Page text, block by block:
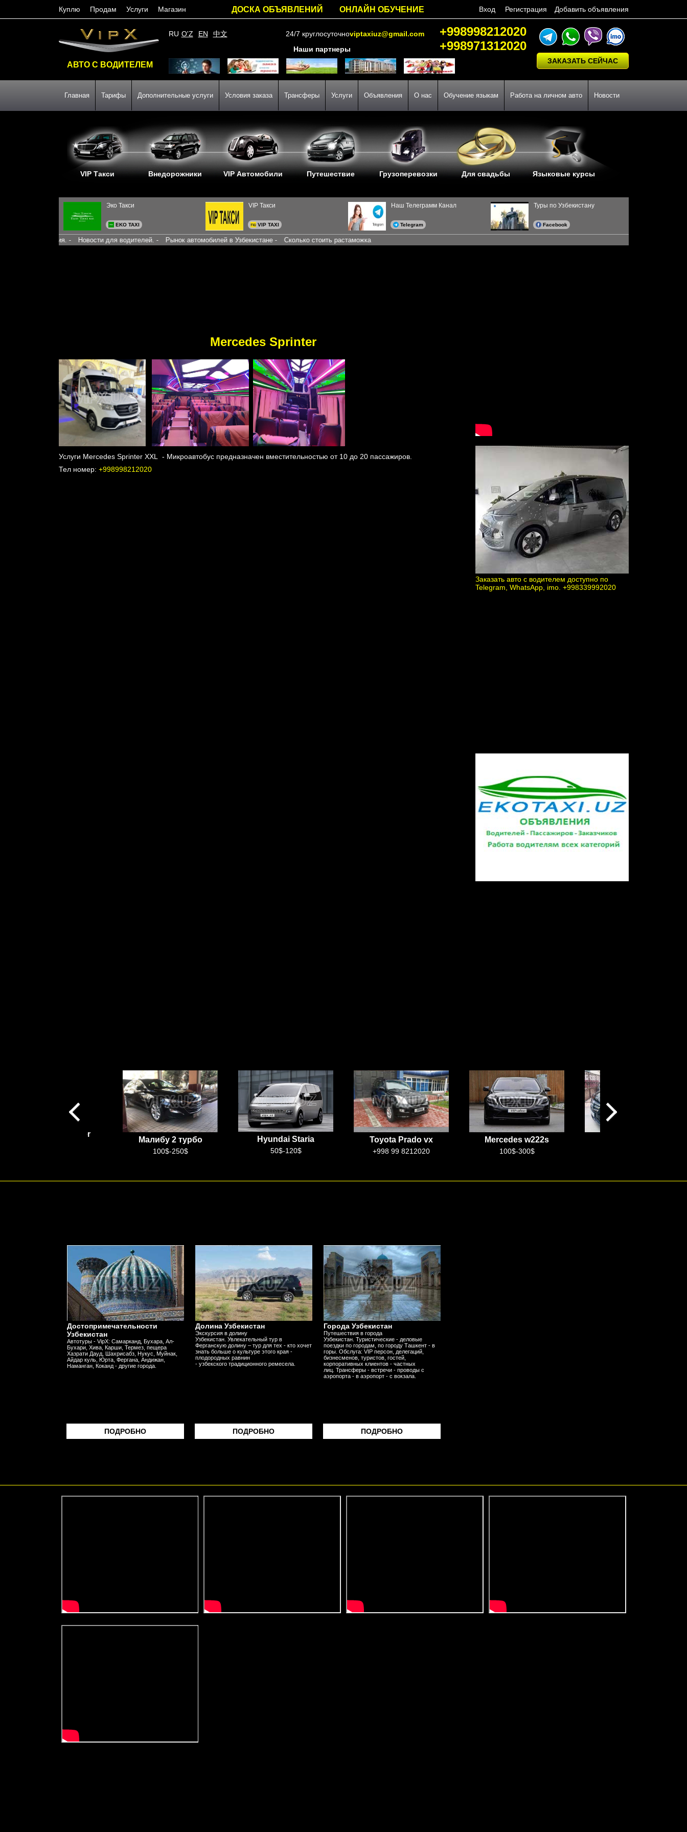
Куплю Продам Услуги Магазин ДОСКА ОБЪЯВЛЕНИЙ ОНЛАЙН ОБУЧЕНИЕ Вход Регистрация Добавить объявления
АВТО С ВОДИТЕЛЕМ
Наши партнеры
RU O'Z EN 中文 24/7 круглосуточно
+998998212020
+998971312020
viptaxiuz@gmail.com
ЗАКАЗАТЬ СЕЙЧАС
Главная Тарифы Дополнительные услуги Условия заказа Трансферы Услуги Объявления О нас Обучение языкам Работа на личном авто Новости
VIP Такси Внедорожники VIP Автомобили Путешествие Грузоперевозки Для свадьбы Языковые курсы
Эко Такси
EKO TAXI
VIP Такси
VIP TAXI
Наш Телеграмм Канал
Telegram
Туры по Узбекистану
Facebook
Новости для водителей. - Рынок автомобилей в Узбекистане - Сколько стоить растаможка
Mercedes Sprinter
Услуги Mercedes Sprinter XXL - Микроавтобус предназначен вместительностью от 10 до 20 пассажиров.
Тел номер: +998998212020
Заказать авто с водителем доступно по
Telegram, WhatsApp, imo. +998339992020
Малибу 2 турбо
100$-250$
Hyundai Staria
50$-120$
Toyota Prado vx
+998 99 8212020
Mercedes w222s
100$-300$
Достопримечательности
Узбекистан
Автотуры - VipX: Самарканд, Бухара, Ал-
Бухари, Хива, Карши, Термез, пещера
Хазрати Дауд, Шахрисабз, Нукус, Муйнак,
Айдар куль, Юрта, Фергана, Андижан,
Наманган, Коканд - другие города.
ПОДРОБНО
Долина Узбекистан
Экскурсия в долину
Узбекистан. Увлекательный тур в
Ферганскую долину – тур для тех - кто хочет
знать больше о культуре этого края -
плодородных равнин
- узбекского традиционного ремесела.
ПОДРОБНО
Города Узбекистан
Путешествия в города
Узбекистан. Туристические - деловые
поездки по городам, по городу Ташкент - в
горы. Обслуга: VIP персон, делегаций,
бизнесменов, туристов, гостей,
корпоративных клиентов - частных
лиц. Трансферы - встречи - проводы с
аэропорта - в аэропорт - с вокзала.
ПОДРОБНО